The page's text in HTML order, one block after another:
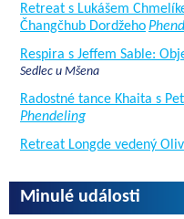
Retreat s Lukášem
Čhangčhub Dordžeho
Respira s Jeffem Sable:
Sedlec u Mšena
Radostné tance Khaita s
Phendeling
Retreat Longde vedený
Minulé události